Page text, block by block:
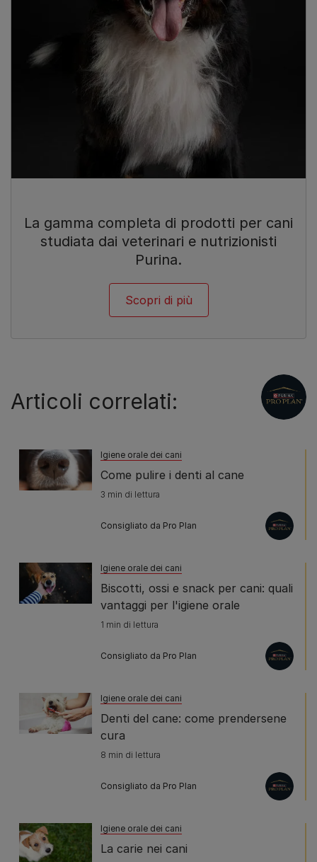
La gamma completa di prodotti per cani
studiata dai veterinari e nutrizionisti
Purina.
Scopri di più
Articoli correlati:
Igiene orale dei cani
Come pulire i denti al cane
3 min di lettura
Consigliato da Pro Plan
Igiene orale dei cani
Biscotti, ossi e snack per cani: quali
vantaggi per l'igiene orale
1 min di lettura
Consigliato da Pro Plan
Igiene orale dei cani
Denti del cane: come prendersene
cura
8 min di lettura
Consigliato da Pro Plan
Igiene orale dei cani
La carie nei cani